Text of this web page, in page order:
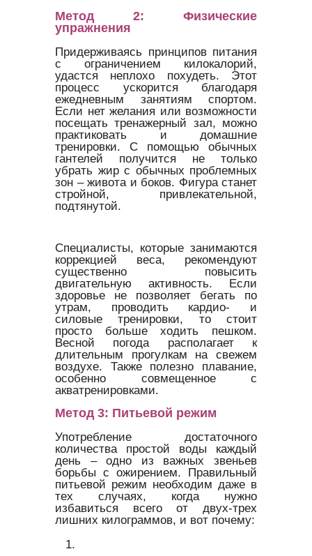
Метод 2: Физические
упражнения
Придерживаясь принципов питания
с ограничением килокалорий,
удастся неплохо похудеть. Этот
процесс ускорится благодаря
ежедневным занятиям спортом.
Если нет желания или возможности
посещать тренажерный зал, можно
практиковать и домашние
тренировки. С помощью обычных
гантелей получится не только
убрать жир с обычных проблемных
зон – живота и боков. Фигура станет
стройной, привлекательной,
подтянутой.
Специалисты, которые занимаются
коррекцией веса, рекомендуют
существенно повысить
двигательную активность. Если
здоровье не позволяет бегать по
утрам, проводить кардио- и
силовые тренировки, то стоит
просто больше ходить пешком.
Весной погода располагает к
длительным прогулкам на свежем
воздухе. Также полезно плавание,
особенно совмещенное с
акватренировками.
Метод 3: Питьевой режим
Употребление достаточного
количества простой воды каждый
день – одно из важных звеньев
борьбы с ожирением. Правильный
питьевой режим необходим даже в
тех случаях, когда нужно
избавиться всего от двух-трех
лишних килограммов, и вот почему: